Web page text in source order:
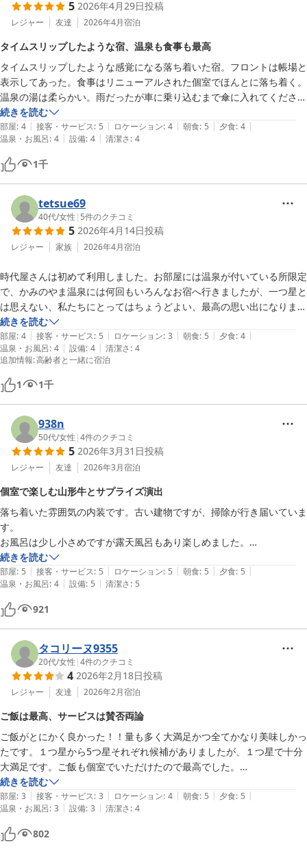
5 2026年4月29日投稿
レジャー 友達 2026年4月宿泊
タイムスリップしたような宿、温泉も食事も最高
タイムスリップしたような感覚になる落ち着いた宿。フロントは帳場と
表示してあった。食事はリニューアルされた個室でほんとに落ち着く。
温泉の湯は柔らかい。雨だったが車に乗り込むまで傘に入れてくださり
見送ってくださいました。
続きを読む
部屋: 4 | 接客・サービス: 5 | ロケーション: 4 | 朝食: 5 | 夕食: 4 |
温泉・お風呂: 4 | 設備: 4 | 清潔さ: 4
1千
tetsue69
40代/女性 | 5件のクチコミ
5 2026年4月14日投稿
レジャー 家族 2026年4月宿泊
時代屋さんは初めて利用しました。お部屋には温泉が付いている所限定
で、かみのやま温泉には何回もいろんなお宿へ行きましたが、一つ星と
は思えない、私たちにとってはちょうどよい、最高の思い出になりまし
た。広すぎるお宿では目がゆき届かないし、夕食はおいしいものも冷め
てしまったり、混み合って騒がしい朝食バイキングも雑な感じになりが
ちですが、こちらは個室でゆったりと、和洋2人の料理長が作る料理一
つ一つに繊細さを感じました。食べる人の気持ちになってくれているな
と思います。味付けが濃いものが好きな人は物足りないと思うかもしれ
ませんが、私たちはあっさりとした薄味が好みなので今までのどの旅館
すが、焼き加減は最高です。朝食は家族みんなほとんど食べました。古
さの中にも温かみを感じましたし、会ったスタッフ皆さんいい方です。
お値段も他と比べてとても良かったし、お風呂上がりにアイス食べたい
とか、そんな余計なサービスはいらないわけで、ゆったりと大人がくつ
ろぐにはここが一番だなぁと、やっといいお宿を見つけられました。食
続きを読む
部屋: 4 | 接客・サービス: 5 | ロケーション: 3 | 朝食: 5 | 夕食: 4 |
温泉・お風呂: 4 | 設備: 4 | 清潔さ: 4
追加情報:高齢者と一緒に宿泊
1 1千
938n
50代/女性 |4件のクチコミ
5 2026年3月31日投稿
レジャー 友達 2026年3月宿泊
個室で楽しむ山形牛とサプライズ演出
落ち着いた雰囲気の内装です。古い建物ですが、掃除が行き届いていま
す。
お風呂は少し小さめですが露天風呂もあり楽しめました。
お料理は和洋それぞれとても美味しかったです。山形牛のすき焼きは間
違いない美味しさですが、他のお料理も素晴らしかったです。
食事のお部屋が個室なので身内でゆっくりお話ししながら楽しむことが
できました。
同行者が1人誕生日だったのでお料理最後のデザートに持参したバース
デー用のキャンドルを飾ってもらうようにお願いしたら、スマホで音楽
までかけてくれてサプライズ演出してくれました。
仲居さんたちも皆さん話しやすくて、画一的な接客の会話ではなくて楽
しくお話しできました。
また別のシーズンにも訪れたい宿です。
続きを読む
部屋: 5 | 接客・サービス: 5 | ロケーション: 5 | 朝食: 5 | 夕食: 5 |
温泉・お風呂: 4 | 設備: 5 | 清潔さ: 5
921
タコリーヌ9355
20代/女性 |4件のクチコミ
4 2026年2月18日投稿
レジャー 友達 2026年2月宿泊
ご飯は最高、サービスは賛否両論
ご飯がとにかく良かった！！量も多く大満足かつ全てかなり美味しかっ
たです。１つ星から5つ星それぞれ候補がありましたが、１つ星で十分
大満足です。ご飯も個室でいただけたので最高でした。
ただ、朝食の準備でガラガラとワゴンを引く音が早朝6時ごろからなり
始め、響き渡るので何度も目が覚めてしまったのは残念でした。
従業員さんのサービスml女性はみなさん本当に優しくて素晴らしい積
極でしたが、男性のスタッフがだるそうかつなんでその言葉遣い？って
なることが結構多かったです。
続きを読む
部屋: 3 | 接客・サービス: 3 | ロケーション: 4 | 朝食: 5 | 夕食: 5 |
温泉・お風呂: 3 | 設備: 3 | 清潔さ: 4
802